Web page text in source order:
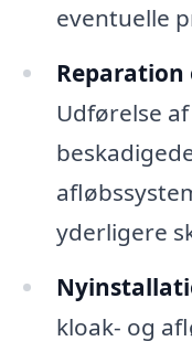
eventuelle
Reparation
Udførelse
yderligere
kloak- og